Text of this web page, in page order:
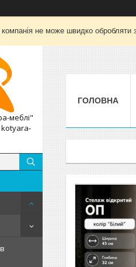
не може швидко обробляти
меблі"
ГОЛОВНА